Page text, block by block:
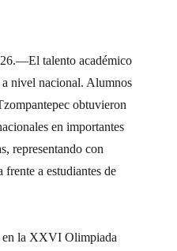
talento académico
nivel nacional. Alumnos
obtuvieron
en importantes
representando con
a estudiantes de
en la XXVI Olimpiada